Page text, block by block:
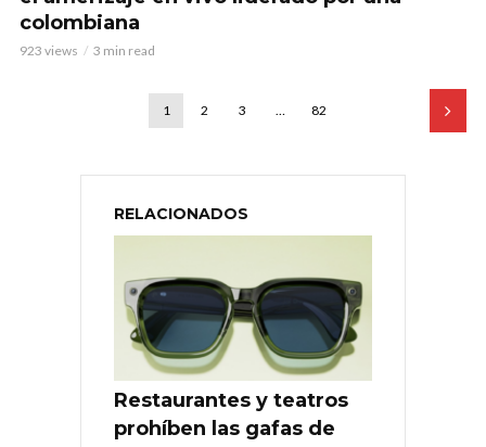
colombiana
923 views 3 min read
1 2 3 … 82
RELACIONADOS
Restaurantes y teatros
prohíben las gafas de